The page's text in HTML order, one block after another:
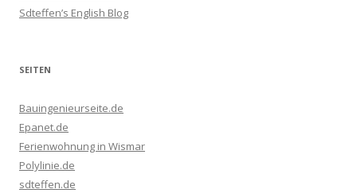
Sdteffen’s English Blog
SEITEN
Bauingenieurseite.de
Epanet.de
Ferienwohnung in Wismar
Polylinie.de
sdteffen.de